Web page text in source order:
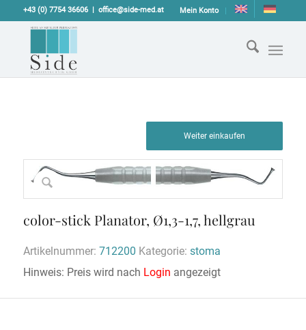
Mein Konto
+43 (0) 7754 36606 office@side-med.at
Weiter einkaufen
color-stick Planator, Ø1,3-1,7, hellgrau
Artikelnummer: 712200 Kategorie: stoma
Hinweis: Preis wird nach Login angezeigt